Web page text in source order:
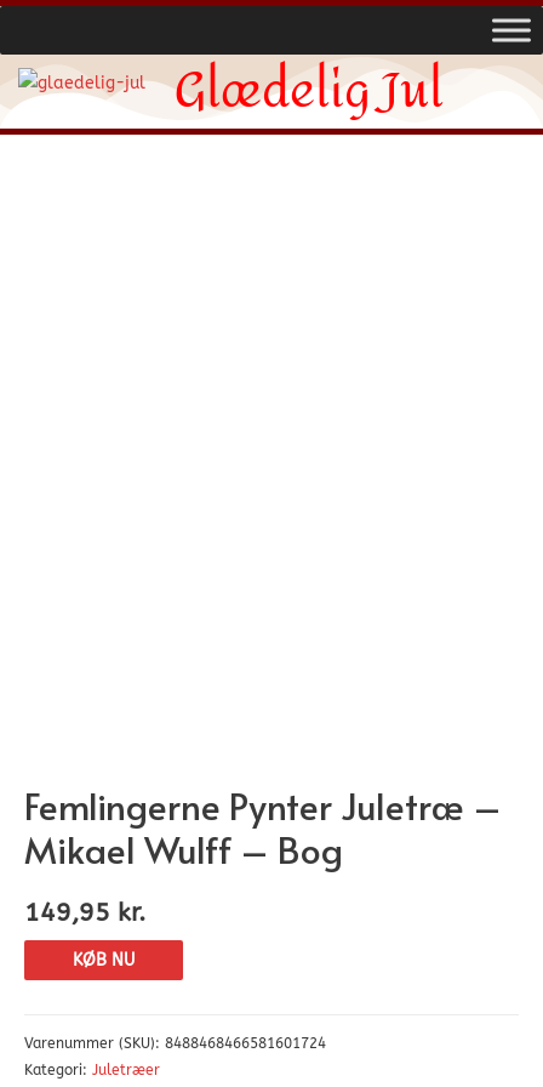
Glædelig Jul
Femlingerne Pynter Juletræ –
Mikael Wulff – Bog
149,95 kr.
KØB NU
Varenummer (SKU): 8488468466581601724
Kategori: Juletræer